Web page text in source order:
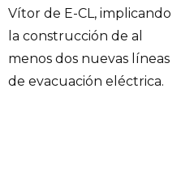
Vítor de E-CL, implicando
la construcción de al
menos dos nuevas líneas
de evacuación eléctrica.